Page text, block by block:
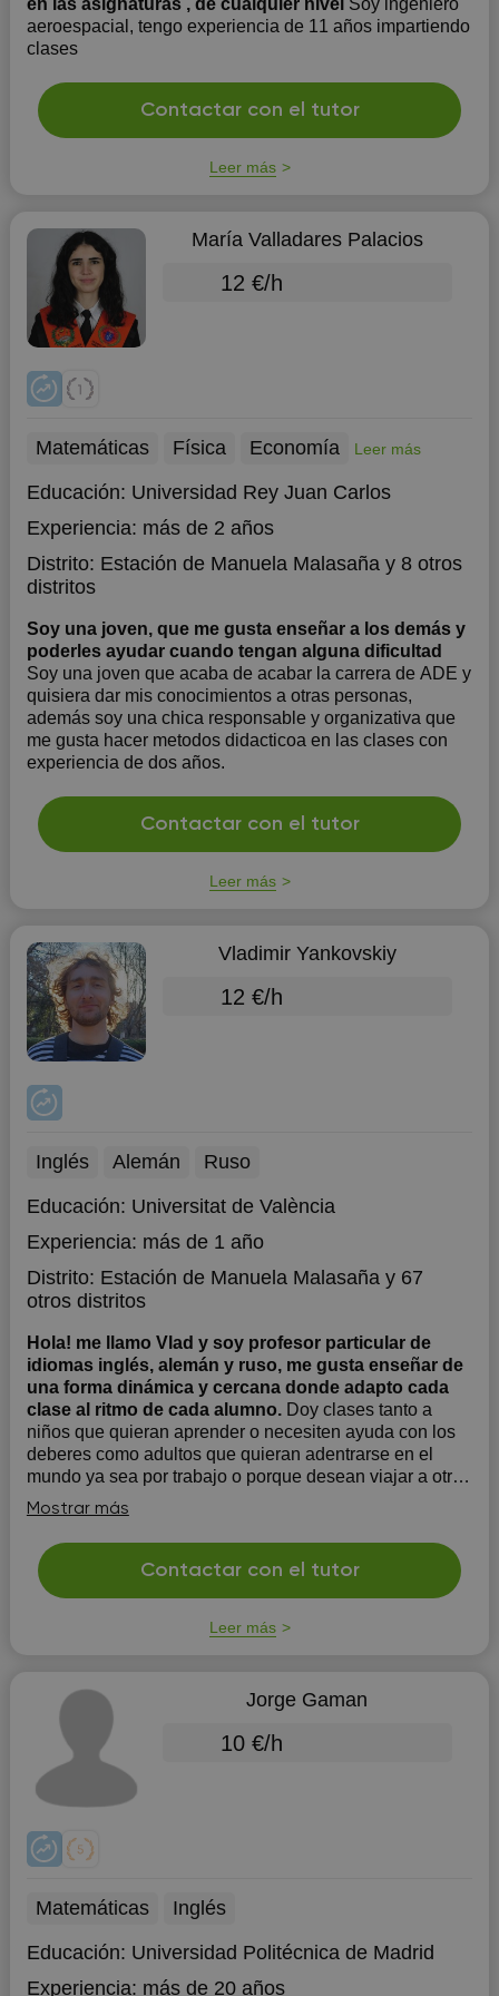
en las asignaturas , de cualquier nivel Soy ingeniero
aeroespacial, tengo experiencia de 11 años impartiendo
clases
Contactar con el tutor
Leer más
María Valladares Palacios
12 €/h
Matemáticas Física Economía Leer más
Educación: Universidad Rey Juan Carlos
Experiencia: más de 2 años
Distrito: Estación de Manuela Malasañay 8 otros
distritos
Soy una joven, que me gusta enseñar a los demás y
poderles ayudar cuando tengan alguna dificultad
Soy una joven que acaba de acabar la carrera de ADE y
quisiera dar mis conocimientos a otras personas,
además soy una chica responsable y organizativa que
me gusta hacer metodos didacticoa en las clases con
experiencia de dos años.
Contactar con el tutor
Leer más
Vladimir Yankovskiy
12 €/h
Inglés Alemán
Ruso
Educación: Universitat de València
Experiencia: más de 1 año
Distrito: Estación de Manuela Malasañay 67
otros distritos
Hola! me llamo Vlad y soy profesor particular de
idiomas inglés, alemán y ruso, me gusta enseñar de
una forma dinámica y cercana donde adapto cada
clase al ritmo de cada alumno. Doy clases tanto a
niños que quieran aprender o necesiten ayuda con los
deberes como adultos que quieran adentrarse en el
mundo ya sea por trabajo o porque desean viajar a otro
pais y asi poder defenderse en el dia a dia con un
lenguaje lo suficientemente avanzado para que asi
vayan con confianza y ...
Mostrar más
Contactar con el tutor
Leer más
Jorge Gaman
10 €/h
Matemáticas
Inglés
Educación: Universidad Politécnica de Madrid
Experiencia: más de 20 años